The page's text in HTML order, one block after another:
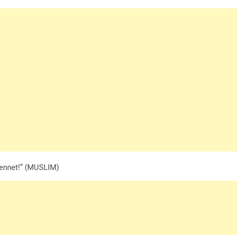
(MUSLIM)